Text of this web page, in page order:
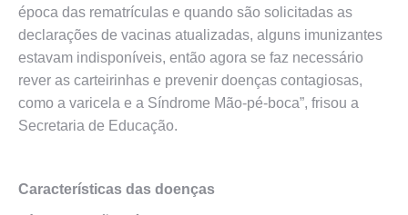
época das rematrículas e quando são solicitadas as
declarações de vacinas atualizadas, alguns imunizantes
estavam indisponíveis, então agora se faz necessário
rever as carteirinhas e prevenir doenças contagiosas,
como a varicela e a Síndrome Mão-pé-boca”, frisou a
Secretaria de Educação.
Características das doenças